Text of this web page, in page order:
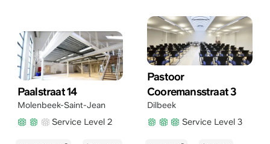
Paalstraat 14
Molenbeek-Saint-Jean
Service Level 2
Pastoor
Cooremansstraat 3
Dilbeek
Service Level 3